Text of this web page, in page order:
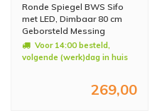
Ronde Spiegel BWS Sifo
met LED, Dimbaar 80 cm
Geborsteld Messing
Voor 14:00 besteld,
volgende (werk)dag in huis
269,00